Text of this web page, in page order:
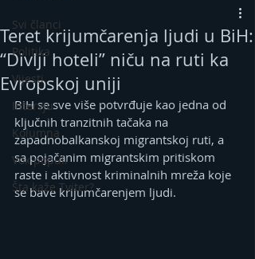
Svi članci
Politika
Vijesti
Intervju
Kolumna
Vox populi
Šta kaže Tviter?
Teret krijumčarenja ljudi u BiH:
“Divlji hoteli” niču na ruti ka
Evropskoj uniji
BiH se sve više potvrđuje kao jedna od
ključnih tranzitnih tačaka na
zapadnobalkanskoj migrantskoj ruti, a
sa pojačanim migrantskim pritiskom
raste i aktivnost kriminalnih mreža koje
se bave krijumčarenjem ljudi.